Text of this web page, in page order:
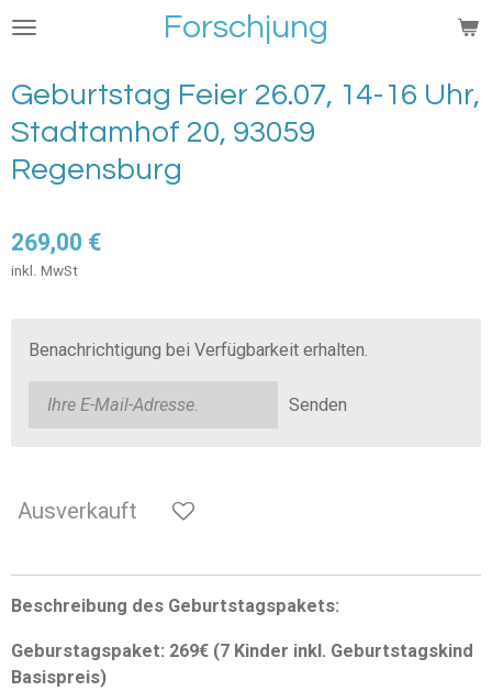
Zum
Forschjung
Geburtstag Feier 26.07, 14-16 Uhr,
Stadtamhof 20, 93059
Regensburg
269,00 €
inkl. MwSt
Benachrichtigung bei Verfügbarkeit erhalten.
Senden
Ausverkauft
Beschreibung des Geburtstagspakets:
Geburstagspaket: 269€ (7 Kinder inkl. Geburtstagskind
Basispreis)